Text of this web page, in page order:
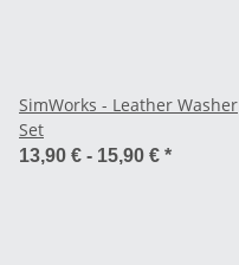
SimWorks - Leather Washer
Set
13,90 € - 15,90 € *